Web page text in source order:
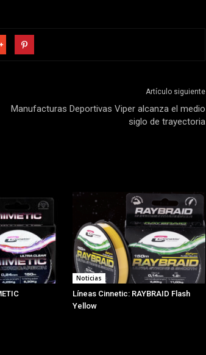
Artículo siguiente
Manufacturas Deportivas Viper alcanza el medio
siglo de trayectoria
Noticias
Líneas Cinnetic: RAYBRAID Flash
Yellow